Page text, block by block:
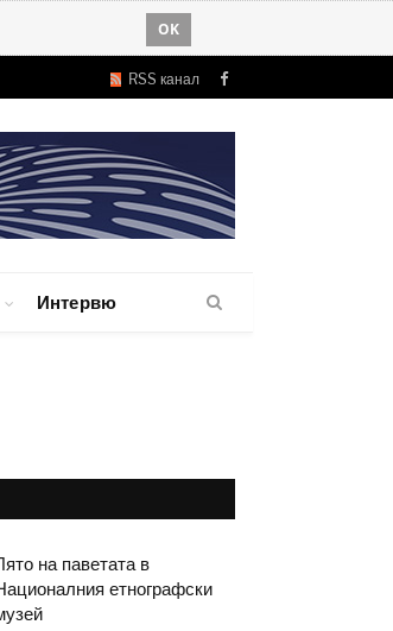
OK
RSS канал Facebook
Интервю
на паветата в
етнографски